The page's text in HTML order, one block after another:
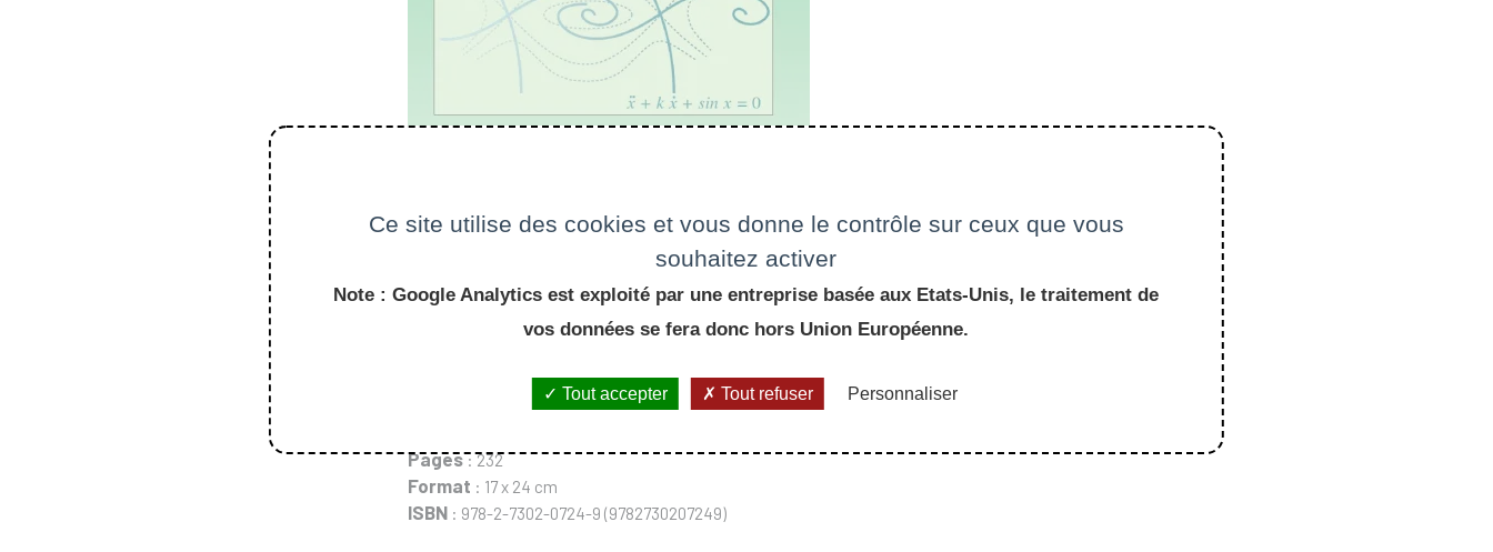
François Laudenbach
Pages: 232
Format : 17 x 24 cm
ISBN : 978-2-7302-0724-9 (9782730207249)
Ce site utilise des cookies et vous donne le contrôle sur ceux que vous
souhaitez activer
Note : Google Analytics est exploité par une entreprise basée aux Etats-Unis, le traitement de
vos données se fera donc hors Union Européenne.
Tout accepter Tout refuser Personnaliser